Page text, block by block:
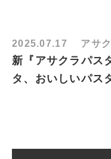
2025.07.17 アサク
新『アサクラパス
タ、おいしいパス